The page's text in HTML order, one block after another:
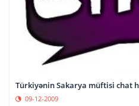
Türkiyənin Sakarya müftisi chat
09-12-2009